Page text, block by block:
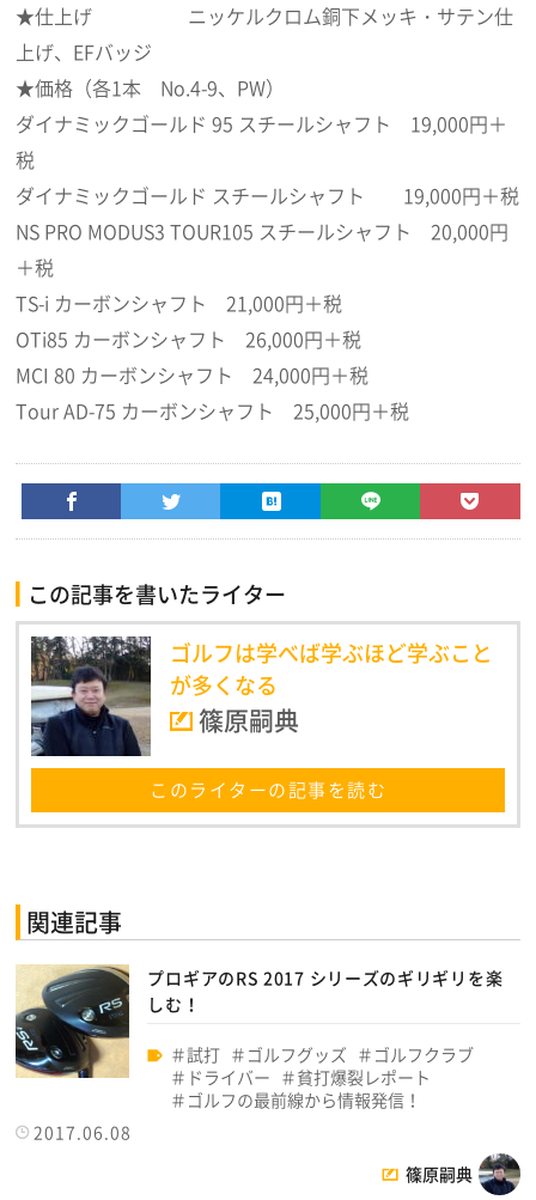
★仕上げ ニッケルクロム銅下メッキ・サテン仕
上げ、EFバッジ
★価格（各1本 No.4-9、PW）
ダイナミックゴールド 95 スチールシャフト 19,000円＋
税
ダイナミックゴールド スチールシャフト 19,000円＋税
NS PRO MODUS3 TOUR105 スチールシャフト 20,000円
＋税
TS-i カーボンシャフト 21,000円＋税
OTi85 カーボンシャフト 26,000円＋税
MCI 80 カーボンシャフト 24,000円＋税
Tour AD-75 カーボンシャフト 25,000円＋税
この記事を書いたライター
ゴルフは学べば学ぶほど学ぶこと
が多くなる
篠原嗣典
このライターの記事を読む
関連記事
プロギアのRS 2017 シリーズのギリギリを楽
しむ！
試打 ゴルフグッズ
ゴルフクラブ
ドライバー
貧打爆裂レポート
ゴルフの最前線から情報発信！
2017.06.08
篠原嗣典